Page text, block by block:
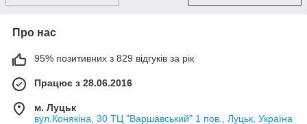
Про нас
95% позитивних з 829 відгуків за рік
Працює з 28.06.2016
м. Луцьк
вул.Конякіна, 30 ТЦ "Варшавський" 1 пов., Луцьк, Україна